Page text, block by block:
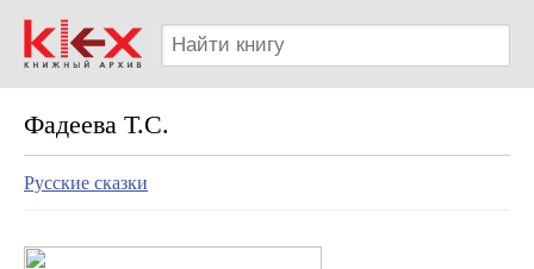
Фадеева Т.С.
Русские сказки